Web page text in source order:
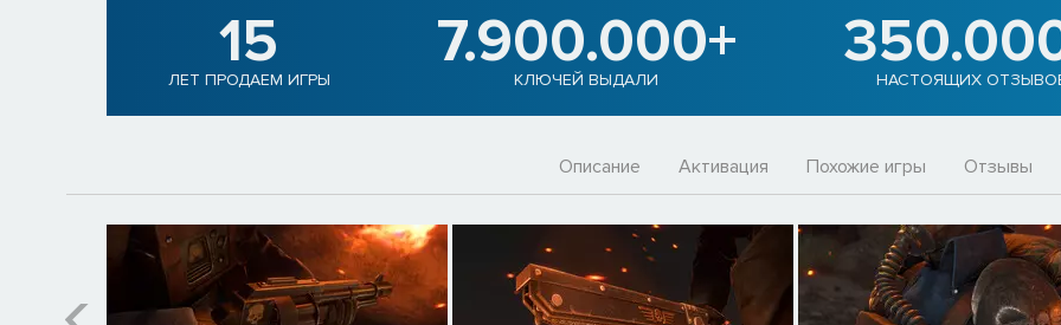
15
ЛЕТ ПРОДАЕМ ИГРЫ
7.900.000+
КЛЮЧЕЙ ВЫДАЛИ НАСТОЯЩИХ
Описание Активация Похожие игры Отзывы